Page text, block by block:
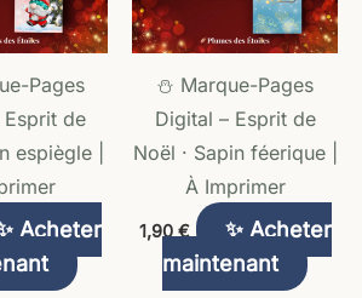
Pages
de
espiègle |
Acheter
⛄ Marque-Pages
Digital – Esprit de
Noël · Sapin féerique |
À Imprimer
1,90 €
✨ Acheter
maintenant